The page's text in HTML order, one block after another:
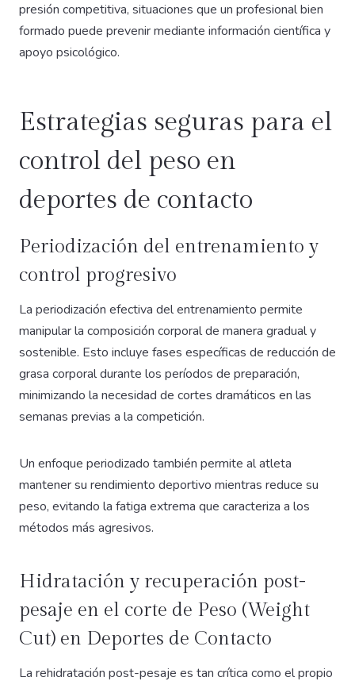
presión competitiva, situaciones que un profesional bien
formado puede prevenir mediante información científica y
apoyo psicológico.
Estrategias seguras para el
control del peso en
deportes de contacto
Periodización del entrenamiento y
control progresivo
La periodización efectiva del entrenamiento permite
manipular la composición corporal de manera gradual y
sostenible. Esto incluye fases específicas de reducción de
grasa corporal durante los períodos de preparación,
minimizando la necesidad de cortes dramáticos en las
semanas previas a la competición.
Un enfoque periodizado también permite al atleta
mantener su rendimiento deportivo mientras reduce su
peso, evitando la fatiga extrema que caracteriza a los
métodos más agresivos.
Hidratación y recuperación post-
pesaje en el corte de Peso (Weight
Cut) en Deportes de Contacto
La rehidratación post-pesaje es tan crítica como el propio